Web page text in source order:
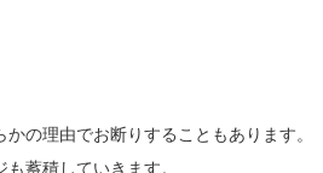
の理由でお断りすることもあります。
蓄積していきます。